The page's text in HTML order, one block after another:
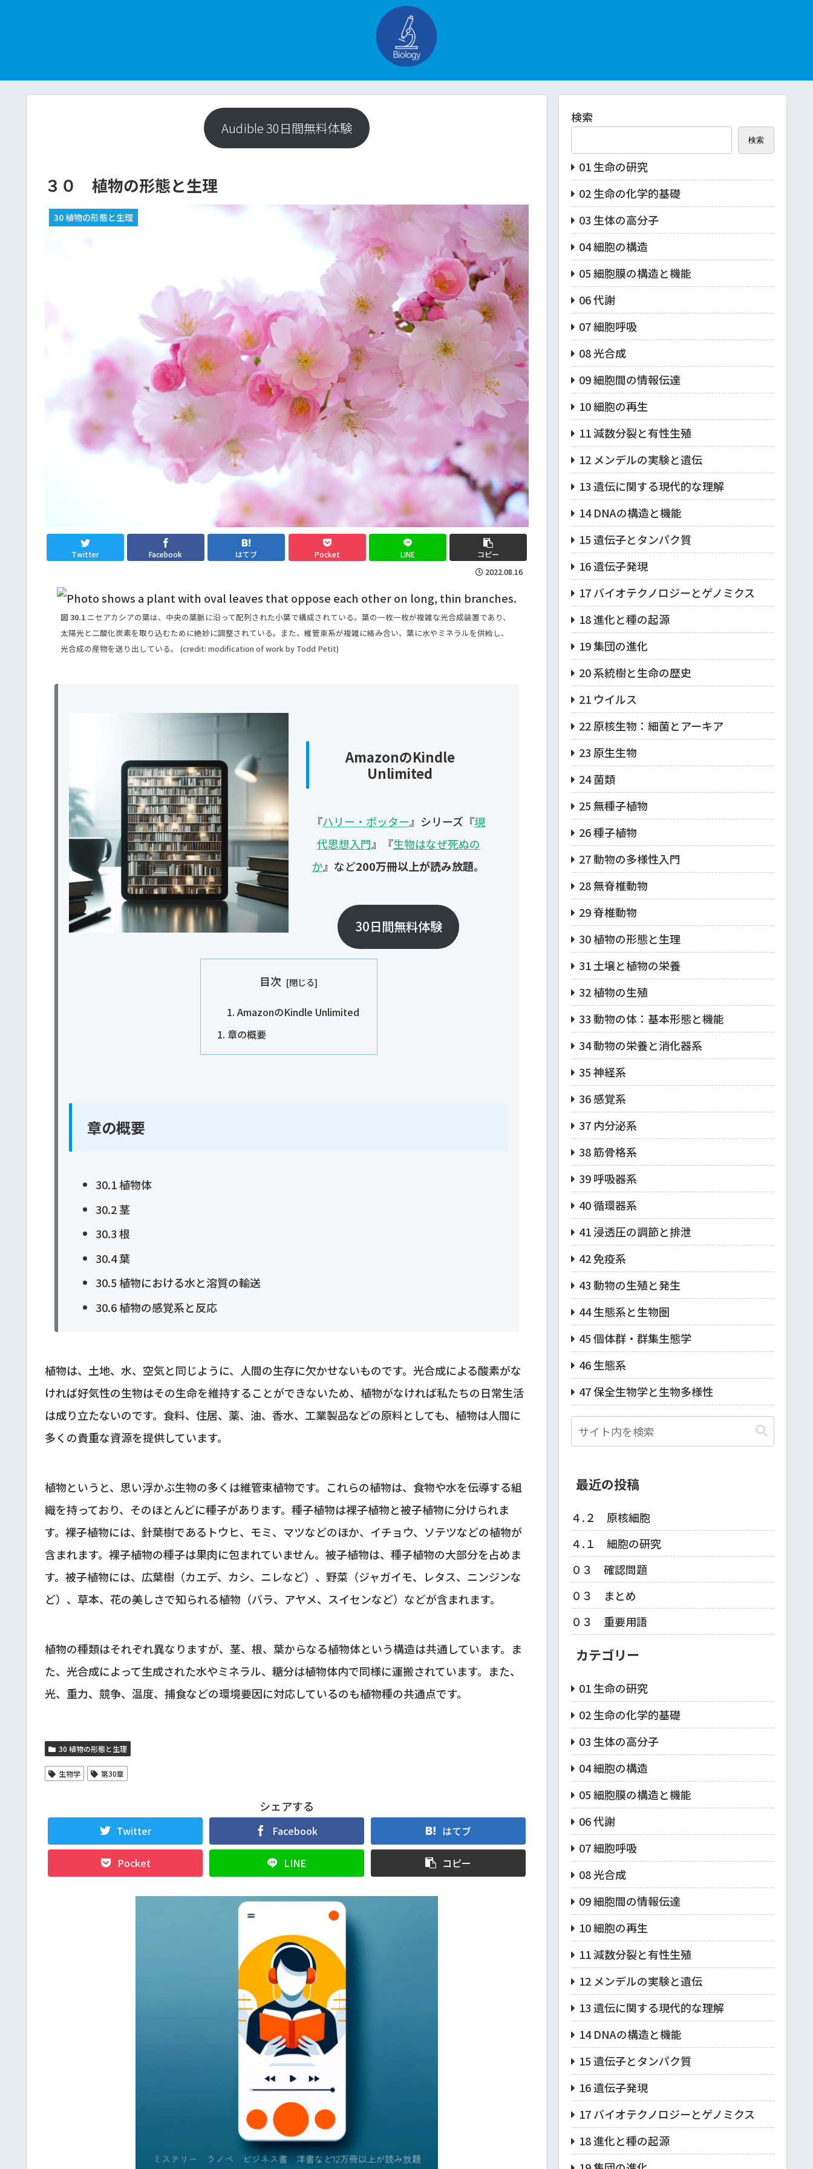
Audible 30日間無料体験
３０ 植物の形態と生理
30 植物の形態と生理
Twitter Facebook はてブ Pocket LINE コピー
2022.08.16
図 30.1 ニセアカシアの葉は、中央の葉脈に沿って配列された小葉で構成されている。葉の一枚一枚が複雑な光合成装置であり、
太陽光と二酸化炭素を取り込むために絶妙に調整されている。また、維管束系が複雑に絡み合い、葉に水やミネラルを供給し、
光合成の産物を送り出している。 (credit: modification of work by Todd Petit)
AmazonのKindle
Unlimited
『ハリー・ポッター』シリーズ『現
代思想入門』『生物はなぜ死ぬの
か』など200万冊以上が読み放題。
30日間無料体験
目次
AmazonのKindle Unlimited
章の概要
章の概要
30.1 植物体
30.2 茎
30.3 根
30.4 葉
30.5 植物における水と溶質の輸送
30.6 植物の感覚系と反応
植物は、土地、水、空気と同じように、人間の生存に欠かせないものです。光合成による酸素がな
ければ好気性の生物はその生命を維持することができないため、植物がなければ私たちの日常生活
は成り立たないのです。食料、住居、薬、油、香水、工業製品などの原料としても、植物は人間に
多くの貴重な資源を提供しています。
植物というと、思い浮かぶ生物の多くは維管束植物です。これらの植物は、食物や水を伝導する組
織を持っており、そのほとんどに種子があります。種子植物は裸子植物と被子植物に分けられま
す。裸子植物には、針葉樹であるトウヒ、モミ、マツなどのほか、イチョウ、ソテツなどの植物が
含まれます。裸子植物の種子は果肉に包まれていません。被子植物は、種子植物の大部分を占めま
す。被子植物には、広葉樹（カエデ、カシ、ニレなど）、野菜（ジャガイモ、レタス、ニンジンな
ど）、草本、花の美しさで知られる植物（バラ、アヤメ、スイセンなど）などが含まれます。
植物の種類はそれぞれ異なりますが、茎、根、葉からなる植物体という構造は共通しています。ま
た、光合成によって生成された水やミネラル、糖分は植物体内で同様に運搬されています。また、
光、重力、競争、温度、捕食などの環境要因に対応しているのも植物種の共通点です。
30 植物の形態と生理
生物学 第30章
シェアする
Twitter Facebook はてブ
Pocket LINE コピー
検索
検索
01 生命の研究
02 生命の化学的基礎
03 生体の高分子
04 細胞の構造
05 細胞膜の構造と機能
06 代謝
07 細胞呼吸
08 光合成
09 細胞間の情報伝達
10 細胞の再生
11 減数分裂と有性生殖
12 メンデルの実験と遺伝
13 遺伝に関する現代的な理解
14 DNAの構造と機能
15 遺伝子とタンパク質
16 遺伝子発現
17 バイオテクノロジーとゲノミクス
18 進化と種の起源
19 集団の進化
20 系統樹と生命の歴史
21 ウイルス
22 原核生物：細菌とアーキア
23 原生生物
24 菌類
25 無種子植物
26 種子植物
27 動物の多様性入門
28 無脊椎動物
29 脊椎動物
30 植物の形態と生理
31 土壌と植物の栄養
32 植物の生殖
33 動物の体：基本形態と機能
34 動物の栄養と消化器系
35 神経系
36 感覚系
37 内分泌系
38 筋骨格系
39 呼吸器系
40 循環器系
41 浸透圧の調節と排泄
42 免疫系
43 動物の生殖と発生
44 生態系と生物圏
45 個体群・群集生態学
46 生態系
47 保全生物学と生物多様性
最近の投稿
４.２ 原核細胞
４.１ 細胞の研究
０３ 確認問題
０３ まとめ
０３ 重要用語
カテゴリー
01 生命の研究
02 生命の化学的基礎
03 生体の高分子
04 細胞の構造
05 細胞膜の構造と機能
06 代謝
07 細胞呼吸
08 光合成
09 細胞間の情報伝達
10 細胞の再生
11 減数分裂と有性生殖
12 メンデルの実験と遺伝
13 遺伝に関する現代的な理解
14 DNAの構造と機能
15 遺伝子とタンパク質
16 遺伝子発現
17 バイオテクノロジーとゲノミクス
18 進化と種の起源